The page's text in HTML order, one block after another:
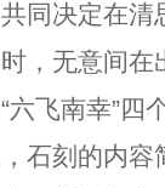
同决定在清
，无意间
飞南幸”四
石刻的内容